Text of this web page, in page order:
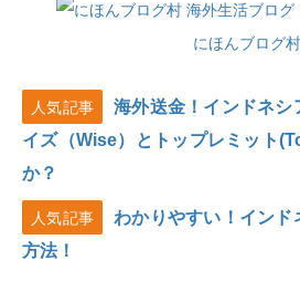
にほんブログ村
人気記事
海外送金！インドネシ
イズ（Wise）とトップレミット
か？
人気記事
わかりやすい！インド
方法！